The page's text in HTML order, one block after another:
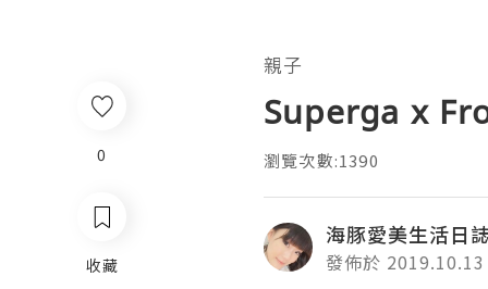
0
收藏
親子
Superga x
瀏覽次數:1390
海豚愛美生活日
發佈於 2019.10.13